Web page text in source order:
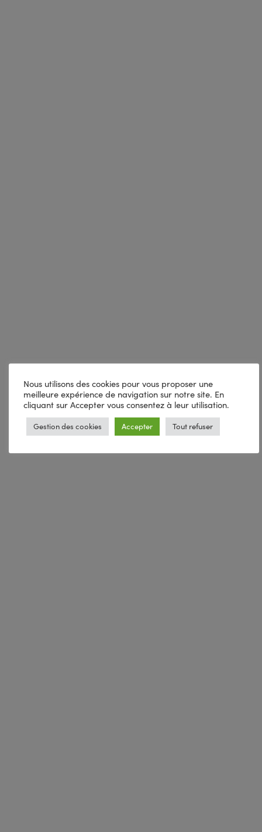
Nous utilisons des cookies pour vous proposer une
meilleure expérience de navigation sur notre site. En
cliquant sur Accepter vous consentez à leur utilisation.
Gestion des cookies Accepter Tout refuser